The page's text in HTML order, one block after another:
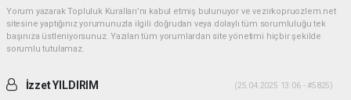
Yorum yazarak Topluluk Kuralları’nı kabul etmiş bulunuyor ve vezirkopruozlem.net
sitesine yaptığınız yorumunuzla ilgili doğrudan veya dolaylı tüm sorumluluğu tek
başınıza üstleniyorsunuz. Yazılan tüm yorumlardan site yönetimi hiçbir şekilde
sorumlu tutulamaz.
İzzet YILDIRIM (25.04.2025 13:06 - #5825)